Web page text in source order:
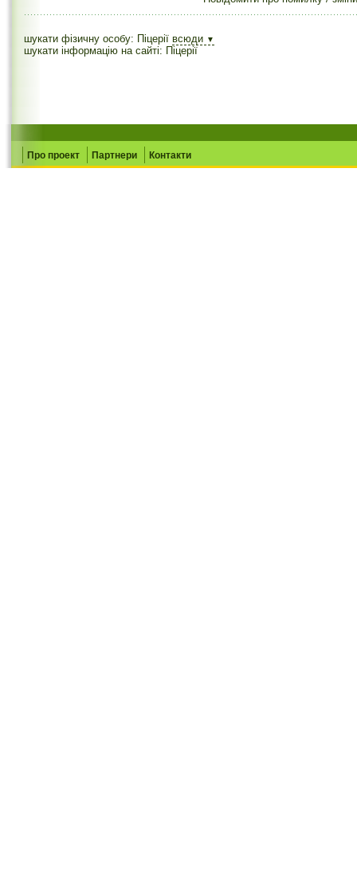
шукати фізичну особу: Піцерії всюди ▼
шукати інформацію на сайті: Піцерії
Про проект Партнери Контакти